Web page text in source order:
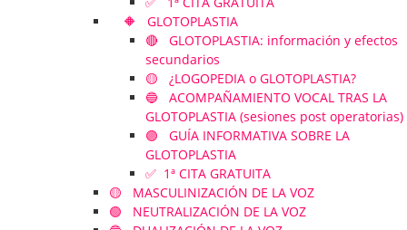
🔶 GLOTOPLASTIA
🔴 GLOTOPLASTIA: información y efectos
secundarios
🟡 ¿LOGOPEDIA o GLOTOPLASTIA?
🔵 ACOMPAÑAMIENTO VOCAL TRAS LA
GLOTOPLASTIA (sesiones post operatorias)
🟣 GUÍA INFORMATIVA SOBRE LA
GLOTOPLASTIA
✅ 1ª CITA GRATUITA
🟡 MASCULINIZACIÓN DE LA VOZ
🟢 NEUTRALIZACIÓN DE LA VOZ